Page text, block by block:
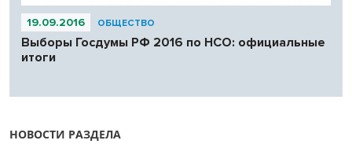
19.09.2016 ОБЩЕСТВО
Выборы Госдумы РФ 2016 по НСО: официальные
итоги
НОВОСТИ РАЗДЕЛА